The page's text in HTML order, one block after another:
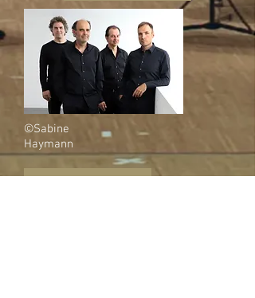
©Sabine
Haymann